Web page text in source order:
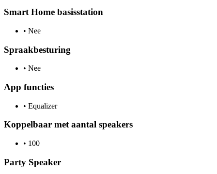
Smart Home basisstation
• Nee
Spraakbesturing
• Nee
App functies
• Equalizer
Koppelbaar met aantal speakers
• 100
Party Speaker